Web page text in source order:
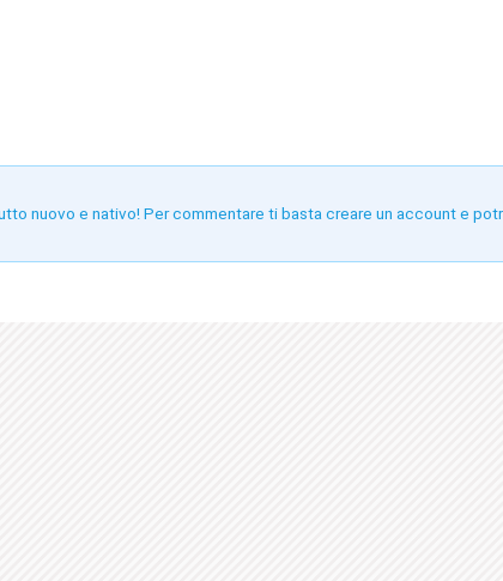
nuovo e nativo! Per commentare ti basta creare un account e